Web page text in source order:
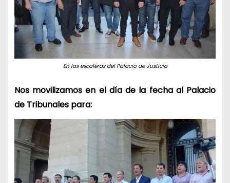
En las escaleras del Palacio de Justicia
Nos movilizamos en el día de la fecha al Palacio
de Tribunales para: